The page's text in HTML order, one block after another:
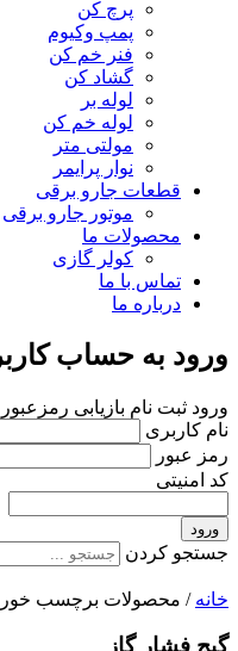
پرچ کن
پمپ وکیوم
فنر خم کن
گشاد کن
لوله بر
لوله خم کن
مولتی متر
نوار پرایمر
قطعات جارو برقی
موتور جارو برقی
محصولات ما
کولر گازی
تماس با ما
درباره ما
ورود به حساب
ورود ثبت نام بازیابی رمزعبور
نام کاربری
رمز عبور
کد امنیتی
ورود
جستجو کردن
خانه / محصولات برچسب
گیج فشار گاز